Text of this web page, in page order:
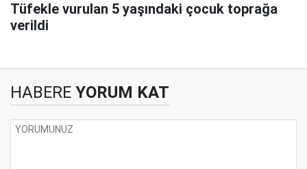
Tüfekle vurulan 5 yaşındaki çocuk toprağa
verildi
HABERE YORUM KAT